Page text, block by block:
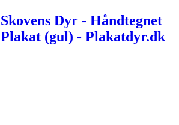
Skovens Dyr - Håndtegnet
Plakat (gul) - Plakatdyr.dk